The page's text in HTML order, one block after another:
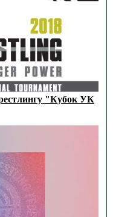
"Кубок УК